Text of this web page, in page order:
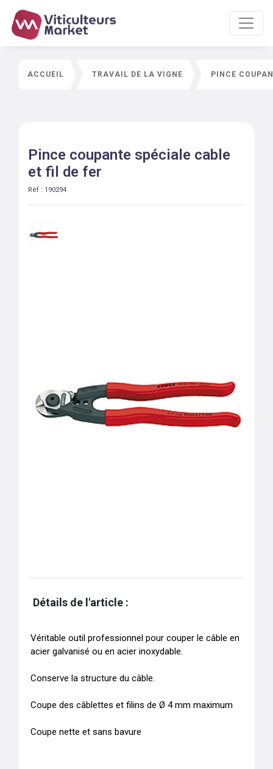
ACCUEIL TRAVAIL DE LA VIGNE PINCE
Pince coupante spéciale cable
et fil de fer
Réf : 190294
Détails de l'article :
Véritable outil professionnel pour couper le câble en
acier galvanisé ou en acier inoxydable.
Conserve la structure du câble.
Coupe des câblettes et filins de Ø 4 mm maximum
Coupe nette et sans bavure